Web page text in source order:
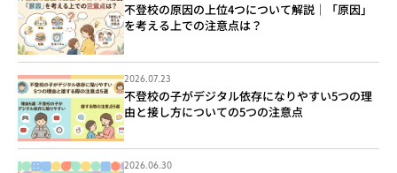
不登校の原因の上位4つについて解説｜「原因」
を考える上での注意点は？
2026.07.23
不登校の子がデジタル依存になりやすい5つの理
由と接し方についての5つの注意点
2026.06.30